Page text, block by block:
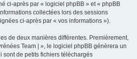
ci-après par « logiciel phpBB » et « phpBB
collectées lors des sessions
ci-après par « vos informations »).
de deux manières différentes. Premièrement,
Team | », le logiciel phpBB génèrera un
sont de petits fichiers téléchargés